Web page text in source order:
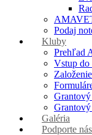
Podaj
Kluby
Prehľad
Vstup
Galéria
Podporte nás